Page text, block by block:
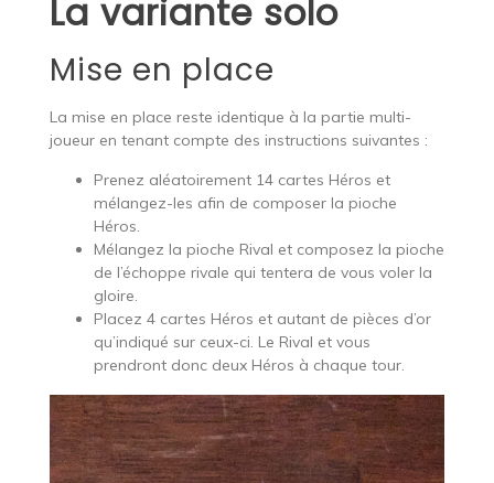
La variante solo
Mise en place
La mise en place reste identique à la partie multi-
joueur en tenant compte des instructions suivantes :
Prenez aléatoirement 14 cartes Héros et
mélangez-les afin de composer la pioche
Héros.
Mélangez la pioche Rival et composez la pioche
de l’échoppe rivale qui tentera de vous voler la
gloire.
Placez 4 cartes Héros et autant de pièces d’or
qu’indiqué sur ceux-ci. Le Rival et vous
prendront donc deux Héros à chaque tour.